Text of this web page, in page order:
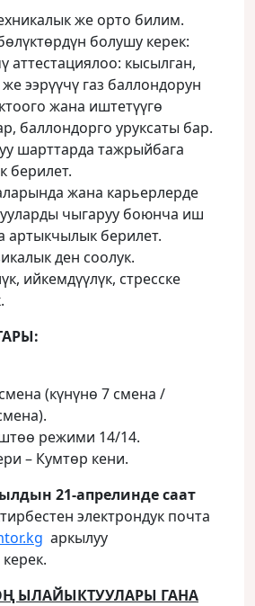
же орто билим.
болушу керек:
аттестациялоо: кысылган,
ээрүүчү газ баллондорун
жана иштетүүгө
баллондорго уруксаты бар.
шарттарда тажрыйбага
берилет.
жана карьерлерде
чыгаруу боюнча иш
артыкчылык берилет.
ден соолук.
ийкемдүүлүк, стресске
(күнүнө 7 смена /
режими 14/14.
– Кумтөр кени.
21-апрелинде саат
электрондук почта
аркылуу
ЫЛАЙЫКТУУЛАРЫ ГАНА